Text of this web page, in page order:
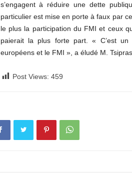
s’engagent à réduire une dette
particulier est mise en porte à faux par
le plus la participation du FMI et ceux
paierait la plus forte part. « C’est
européens et le FMI », a éludé M.
Post Views: 459